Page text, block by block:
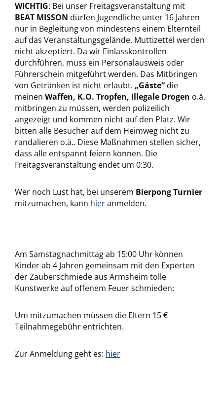
WICHTIG: Bei unser Freitagsveranstaltung mit
BEAT MISSON dürfen Jugendliche unter 16 Jahren
nur in Begleitung von mindestens einem Elternteil
auf das Veranstaltungsgelände. Muttizettel werden
nicht akzeptiert. Da wir Einlasskontrollen
durchführen, muss ein Personalausweis oder
Führerschein mitgeführt werden. Das Mitbringen
von Getränken ist nicht erlaubt. „Gäste“ die
meinen Waffen, K.O. Tropfen, illegale Drogen o.ä.
mitbringen zu müssen, werden polizeilich
angezeigt und kommen nicht auf den Platz. Wir
bitten alle Besucher auf dem Heimweg nicht zu
randalieren o.ä.. Diese Maßnahmen stellen sicher,
dass alle entspannt feiern können. Die
Freitagsveranstaltung endet um 0:30.
Wer noch Lust hat, bei unserem Bierpong Turnier
mitzumachen, kann hieranmelden.
Am Samstagnachmittag ab 15:00 Uhr können
Kinder ab 4 Jahren gemeinsam mit den Experten
der Zauberschmiede aus Armsheim tolle
Kunstwerke auf offenem Feuer schmieden:
Um mitzumachen müssen die Eltern 15 €
Teilnahmegebühr entrichten.
Zur Anmeldung geht es: hier